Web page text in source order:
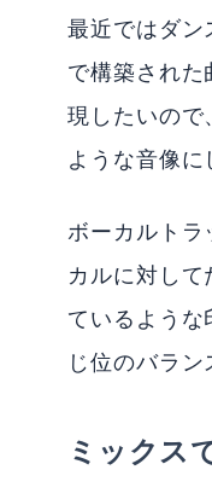
最近ではダン
で構築され
現したいので
ような音像に
ボーカルトラ
カルに対し
ているよう
じ位のバラン
ミックス